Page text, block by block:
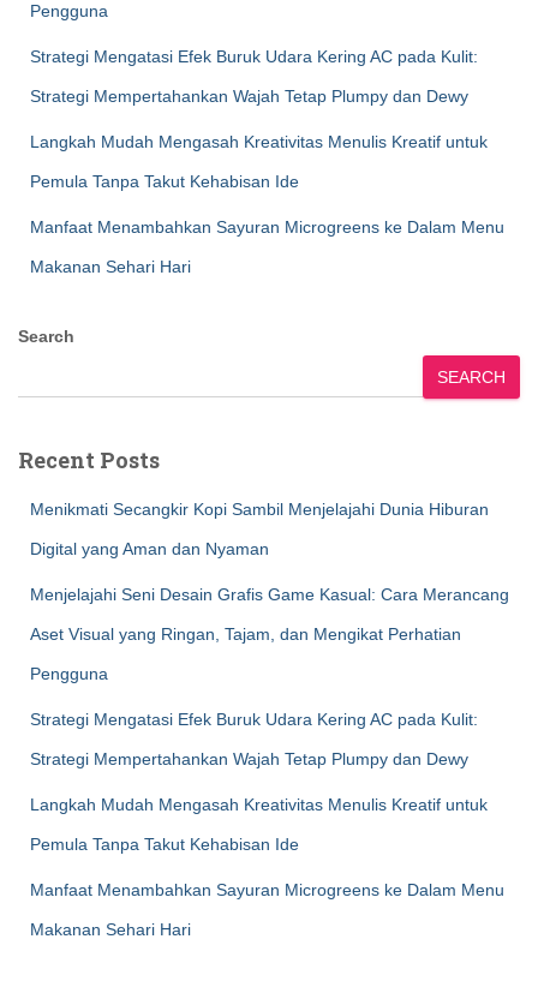
Pengguna
Strategi Mengatasi Efek Buruk Udara Kering AC pada Kulit:
Strategi Mempertahankan Wajah Tetap Plumpy dan Dewy
Langkah Mudah Mengasah Kreativitas Menulis Kreatif untuk
Pemula Tanpa Takut Kehabisan Ide
Manfaat Menambahkan Sayuran Microgreens ke Dalam Menu
Makanan Sehari Hari
Search
SEARCH
Recent Posts
Menikmati Secangkir Kopi Sambil Menjelajahi Dunia Hiburan
Digital yang Aman dan Nyaman
Menjelajahi Seni Desain Grafis Game Kasual: Cara Merancang
Aset Visual yang Ringan, Tajam, dan Mengikat Perhatian
Pengguna
Strategi Mengatasi Efek Buruk Udara Kering AC pada Kulit:
Strategi Mempertahankan Wajah Tetap Plumpy dan Dewy
Langkah Mudah Mengasah Kreativitas Menulis Kreatif untuk
Pemula Tanpa Takut Kehabisan Ide
Manfaat Menambahkan Sayuran Microgreens ke Dalam Menu
Makanan Sehari Hari